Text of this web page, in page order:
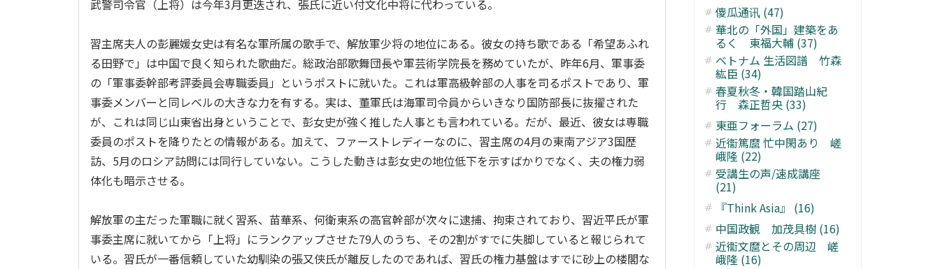
武警司令官（上将）は今年3月更迭され、張氏に近い付文化中将に代わっている。
習主席夫人の彭麗媛女史は有名な軍所属の歌手で、解放軍少将の地位にある。彼女の持ち歌である「希望あふれ
る田野で」は中国で良く知られた歌曲だ。総政治部歌舞団長や軍芸術学院長を務めていたが、昨年6月、軍事委
の「軍事委幹部考評委員会専職委員」というポストに就いた。これは軍高級幹部の人事を司るポストであり、軍
事委メンバーと同レベルの大きな力を有する。実は、董軍氏は海軍司令員からいきなり国防部長に抜擢された
が、これは同じ山東省出身ということで、彭女史が強く推した人事とも言われている。だが、最近、彼女は専職
委員のポストを降りたとの情報がある。加えて、ファーストレディーなのに、習主席の4月の東南アジア3国歴
訪、5月のロシア訪問には同行していない。こうした動きは彭女史の地位低下を示すばかりでなく、夫の権力弱
体化も暗示させる。
解放軍の主だった軍職に就く習系、苗華系、何衛東系の高官幹部が次々に逮捕、拘束されており、習近平氏が軍
事委主席に就いてから「上将」にランクアップさせた79人のうち、その2割がすでに失脚していると報じられて
いる。習氏が一番信頼していた幼馴染の張又侠氏が離反したのであれば、 習氏の権力基盤はすでに砂上の楼閣な
傻瓜通讯 (47)
華北の「外国」建築をあ
るく 東福大輔 (37)
ベトナム 生活図譜 竹森
紘臣 (34)
春夏秋冬・韓国踏山紀
行 森正哲央 (33)
東亜フォーラム (27)
近衞篤麿 忙中閑あり 嵯
峨隆 (22)
受講生の声/速成講座
(21)
『Think Asia』 (16)
中国政観 加茂具樹 (16)
近衞文麿とその周辺 嵯
峨隆 (16)